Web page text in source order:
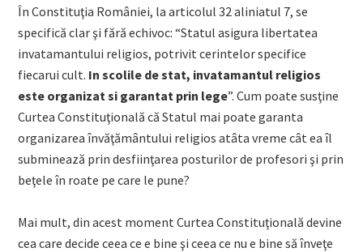
În Constituţia României, la articolul 32 aliniatul 7, se
specifică clar şi fără echivoc: “Statul asigura libertatea
invatamantului religios, potrivit cerintelor specifice
fiecarui cult. In scolile de stat, invatamantul religios
este organizat si garantat prin lege”. Cum poate susţine
Curtea Constituţională că Statul mai poate garanta
organizarea învăţământului religios atâta vreme cât ea îl
subminează prin desfiinţarea posturilor de profesori şi prin
beţele în roate pe care le pune?
Mai mult, din acest moment Curtea Constituţională devine
cea care decide ceea ce e bine şi ceea ce nu e bine să înveţe